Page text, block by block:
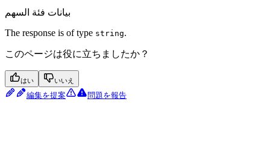
بيانات فئة السهم
The response is of type string.
このページは役に立ちましたか？
はい いいえ
編集を提案 問題を報告